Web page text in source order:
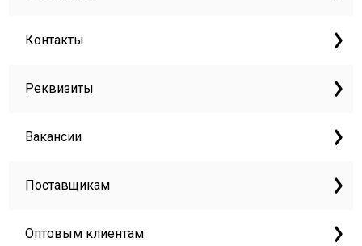
Контакты
Реквизиты
Вакансии
Поставщикам
Оптовым клиентам